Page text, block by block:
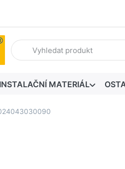
Zadejte hledaný výraz. První
INSTALAČNÍ MATERIÁL